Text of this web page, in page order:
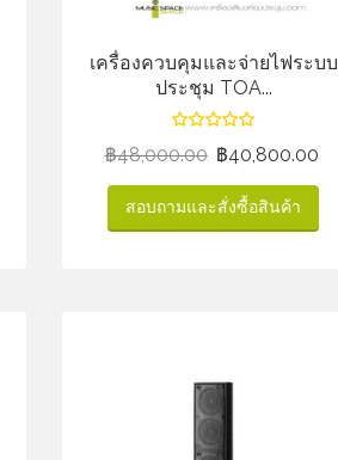
เครื่องควบคุมและจ่ายไฟระบบ
ประชุม TOA...
฿48,000.00 ฿40,800.00
สอบถามและสั่งซื้อสินค้า